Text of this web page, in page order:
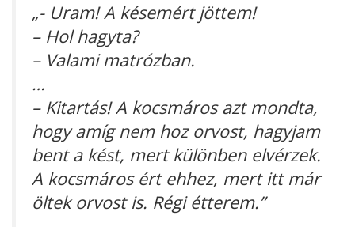
„- Uram! A késemért jöttem!
– Hol hagyta?
– Valami matrózban.
…
– Kitartás! A kocsmáros azt mondta,
hogy amíg nem hoz orvost, hagyjam
bent a kést, mert különben elvérzek.
A kocsmáros ért ehhez, mert itt már
öltek orvost is. Régi étterem.”